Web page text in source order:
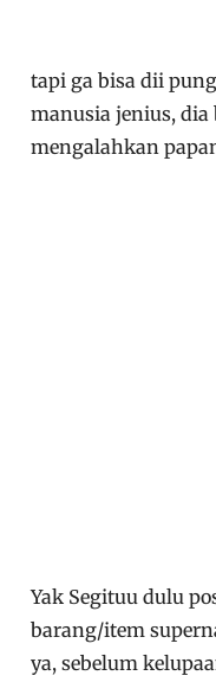
tapi ga bisa dii
manusia jenius,
mengalahkan
Yak Segituu dulu
barang/item
ya, sebelum